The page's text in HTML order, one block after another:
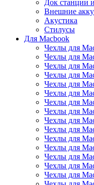
Док станции
Внешние
Акустика
Стилусы
Для Macbook
Чехлы для
Чехлы для
Чехлы для
Чехлы для
Чехлы для
Чехлы для
Чехлы для
Чехлы для
Чехлы для
Чехлы для
Чехлы для
Чехлы для
Чехлы для
Чехлы для
Чехлы для